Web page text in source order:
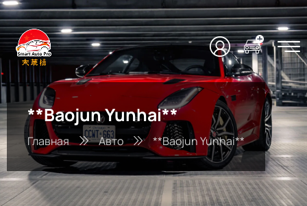
**Baojun Yunhai**
Главная Авто **Baojun Yunhai**